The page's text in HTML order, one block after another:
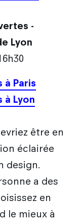
-
Lyon
à Paris
à Lyon
être en
éclairée
design.
a des
en
le mieux à